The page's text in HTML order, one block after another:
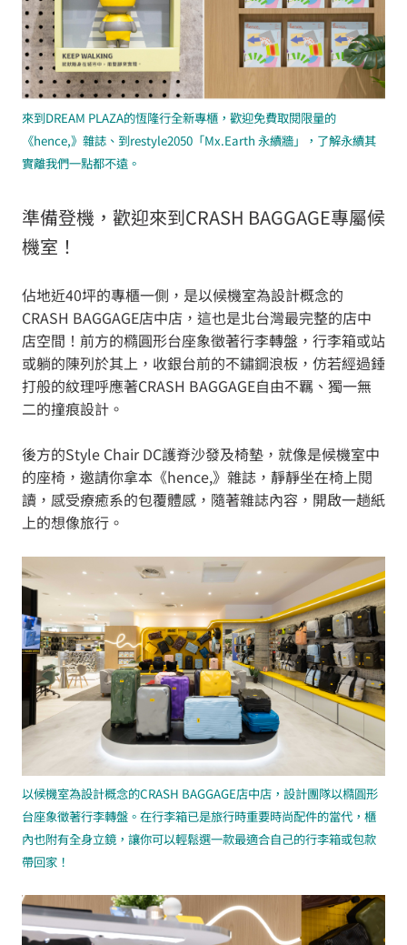
來到DREAM PLAZA的恆隆行全新專櫃，歡迎免費取閱限量的
《hence,》雜誌、到restyle2050「Mx.Earth 永續牆」，了解永續其
實離我們一點都不遠。
準備登機，歡迎來到CRASH BAGGAGE專屬候
機室！
佔地近40坪的專櫃一側，是以候機室為設計概念的
CRASH BAGGAGE店中店，這也是北台灣最完整的店中
店空間！前方的橢圓形台座象徵著行李轉盤，行李箱或站
或躺的陳列於其上，收銀台前的不鏽鋼浪板，仿若經過錘
打般的紋理呼應著CRASH BAGGAGE自由不羈、獨一無
二的撞痕設計。
後方的Style Chair DC護脊沙發及椅墊，就像是候機室中
的座椅，邀請你拿本《hence,》雜誌，靜靜坐在椅上閱
讀，感受療癒系的包覆體感，隨著雜誌內容，開啟一趟紙
上的想像旅行。
以候機室為設計概念的CRASH BAGGAGE店中店，設計團隊以橢圓形
台座象徵著行李轉盤。在行李箱已是旅行時重要時尚配件的當代，櫃
內也附有全身立鏡，讓你可以輕鬆選一款最適合自己的行李箱或包款
帶回家！